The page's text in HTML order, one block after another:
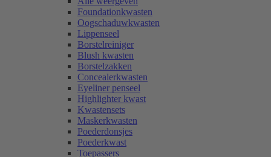
Foundationkwasten
Oogschaduwkwasten
Lippenseel
Borstelreiniger
Blush kwasten
Borstelzakken
Concealerkwasten
Eyeliner penseel
Highlighter kwast
Kwastensets
Maskerkwasten
Poederdonsjes
Poederkwast
Toepassers